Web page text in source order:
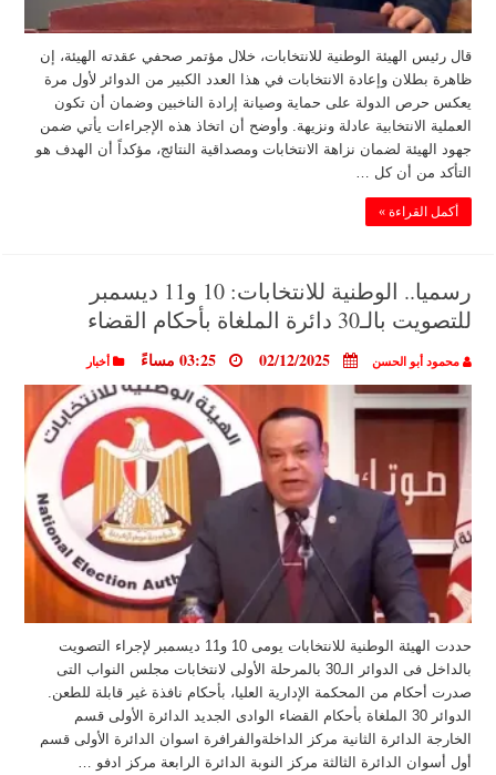
قال رئيس الهيئة الوطنية للانتخابات، خلال مؤتمر صحفي عقدته الهيئة، إن
ظاهرة بطلان وإعادة الانتخابات في هذا العدد الكبير من الدوائر لأول مرة
يعكس حرص الدولة على حماية وصيانة إرادة الناخبين وضمان أن تكون
العملية الانتخابية عادلة ونزيهة. وأوضح أن اتخاذ هذه الإجراءات يأتي ضمن
جهود الهيئة لضمان نزاهة الانتخابات ومصداقية النتائج، مؤكداً أن الهدف هو
التأكد من أن كل …
أكمل القراءة »
رسميا.. الوطنية للانتخابات: 10 و11 ديسمبر
للتصويت بالـ30 دائرة الملغاة بأحكام القضاء
محمود أبو الحسن 02/12/2025 03:25 مساءً أخبار
حددت الهيئة الوطنية للانتخابات يومى 10 و11 ديسمبر لإجراء التصويت
بالداخل فى الدوائر الـ30 بالمرحلة الأولى لانتخابات مجلس النواب التى
صدرت أحكام من المحكمة الإدارية العليا، بأحكام نافذة غير قابلة للطعن.
الدوائر 30 الملغاة بأحكام القضاء الوادى الجديد الدائرة الأولى قسم
الخارجة الدائرة الثانية مركز الداخلةوالفرافرة اسوان الدائرة الأولى قسم
أول أسوان الدائرة الثالثة مركز النوبة الدائرة الرابعة مركز ادفو …